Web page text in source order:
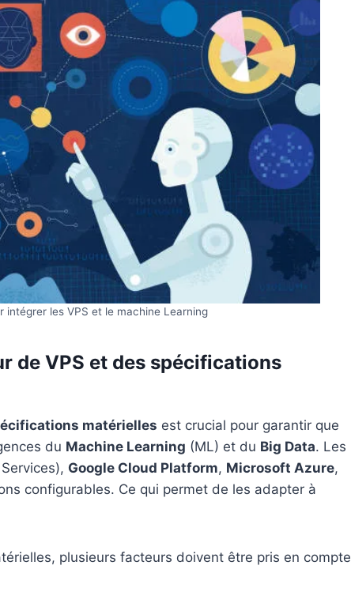
intégrer les VPS et le machine Learning
de VPS et des spécifications
matérielles est crucial pour garantir que
du Machine Learning (ML) et du Big Data. Les
Google Cloud Platform, Microsoft Azure,
configurables. Ce qui permet de les adapter à
plusieurs facteurs doivent être pris en compte